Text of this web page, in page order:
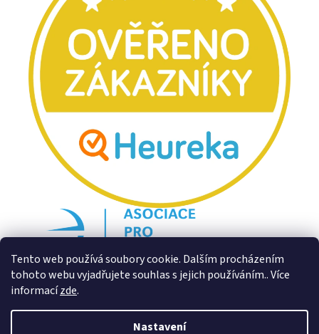
Tento web používá soubory cookie. Dalším procházením
tohoto webu vyjadřujete souhlas s jejich používáním.. Více
informacízde.
Nastavení